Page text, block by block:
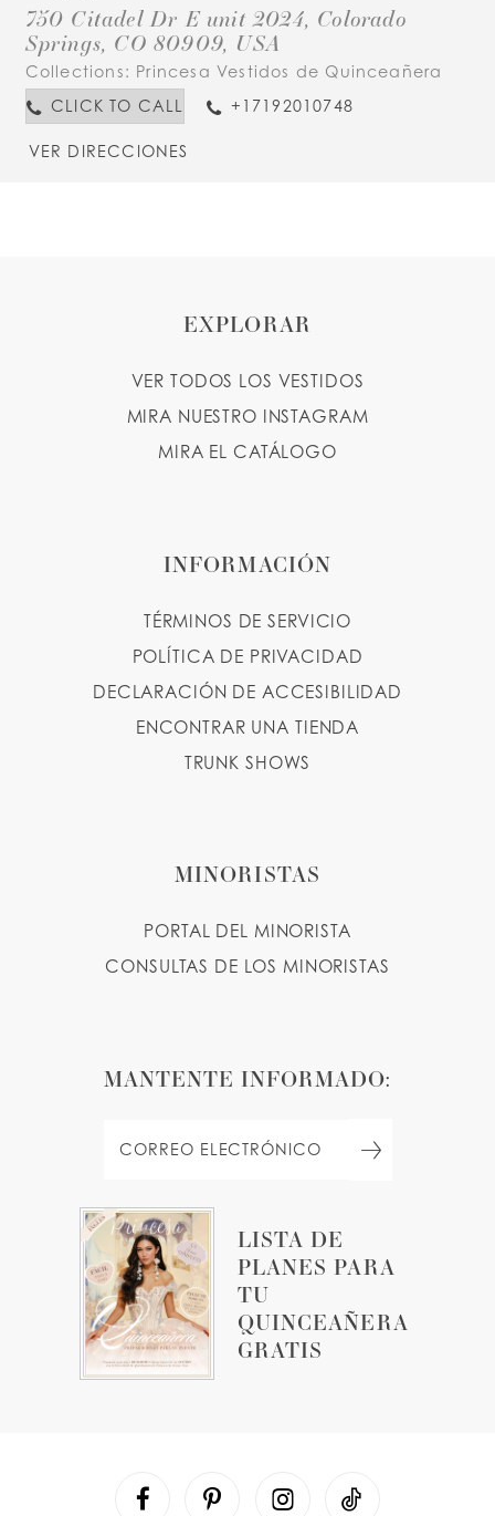
750 Citadel Dr E unit 2024, Colorado
Springs, CO 80909, USA
Collections: Princesa Vestidos de Quinceañera
CLICK TO CALL
+17192010748
VER DIRECCIONES
LISTA DE
PLANES PARA
TU
QUINCEAÑERA
GRATIS
EXPLORAR
VER TODOS LOS VESTIDOS
MIRA NUESTRO INSTAGRAM
MIRA EL CATÁLOGO
INFORMACIÓN
TÉRMINOS DE SERVICIO
POLÍTICA DE PRIVACIDAD
DECLARACIÓN DE ACCESIBILIDAD
ENCONTRAR UNA TIENDA
TRUNK SHOWS
MINORISTAS
PORTAL DEL MINORISTA
CONSULTAS DE LOS MINORISTAS
MANTENTE INFORMADO: